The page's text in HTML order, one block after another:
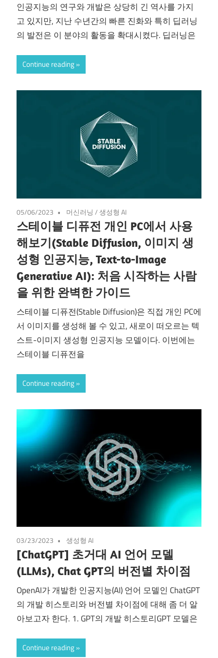
인공지능의 연구와 개발은 상당히 긴 역사를 가지
고 있지만, 지난 수년간의 빠른 진화와 특히 딥러닝
의 발전은 이 분야의 활동을 확대시켰다. 딥러닝은
Continue reading
05/06/2023 머신러닝 /생성형 AI
스테이블 디퓨전 개인 PC에서 사용
해보기(Stable Diffusion, 이미지 생
성형 인공지능, Text-to-Image
Generative AI): 처음 시작하는 사람
을 위한 완벽한 가이드
스테이블 디퓨전(Stable Diffusion)은 직접 개인 PC에
서 이미지를 생성해 볼 수 있고, 새로이 떠오르는 텍
스트-이미지 생성형 인공지능 모델이다. 이번에는
스테이블 디퓨전을
Continue reading
03/23/2023 생성형 AI
[ChatGPT] 초거대 AI 언어 모델
(LLMs), Chat GPT의 버전별 차이점
OpenAI가 개발한 인공지능(AI) 언어 모델인 ChatGPT
의 개발 히스토리와 버전별 차이점에 대해 좀 더 알
아보고자 한다. 1. GPT의 개발 히스토리GPT 모델은
Continue reading